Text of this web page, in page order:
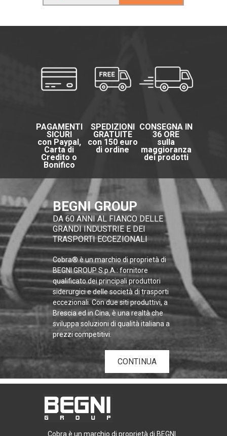
PAGAMENTI
SICURI
con Paypal,
Carta di
Credito o
Bonifico
SPEDIZIONI
GRATUITE
con 150 euro
di ordine
CONSEGNA IN
36 ORE
sulla
maggioranza
dei prodotti
BEGNI GROUP
DA 60 ANNI AL FIANCO DELLE
GRANDI INDUSTRIE E DEI
TRASPORTI ECCEZIONALI
Cobra® è un marchio di proprietà di
BEGNI GROUP S.p.A.: fornitore
qualificato dei principali produttori
siderurgici e delle società di trasporti
eccezionali. Con due siti produttivi, a
Brescia ed in Cina, è una realtà che
sviluppa soluzioni di qualità italiana a
prezzi competitivi.
CONTINUA
Cobra è un marchio di proprietà di BEGNI